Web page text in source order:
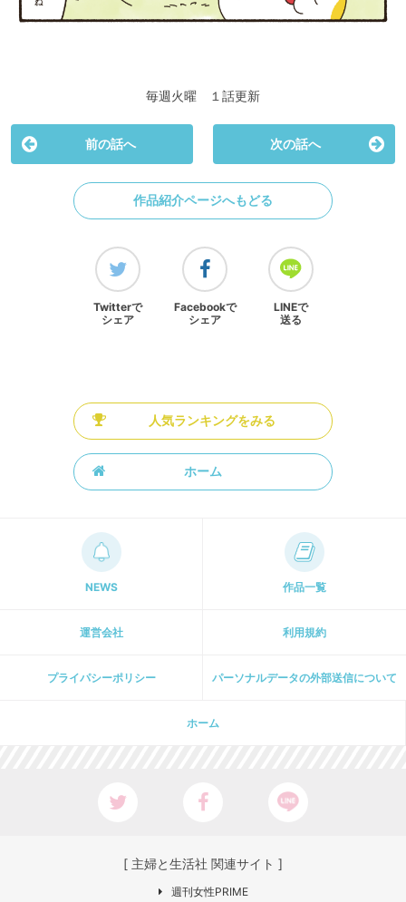
毎週火曜 １話更新
前の話へ 次の話へ
作品紹介ページへもどる
Twitterで
シェア
Facebookで
シェア
LINEで
送る
人気ランキングをみる
ホーム
NEWS 作品一覧
運営会社 利用規約
プライパシーポリシー パーソナルデータの外部送信について
ホーム
[ 主婦と生活社 関連サイト ]
週刊女性PRIME